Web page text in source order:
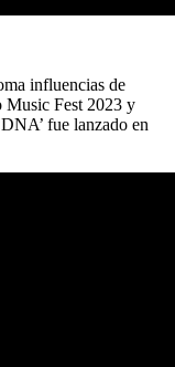
influencias de
Music Fest 2023 y
fue lanzado en